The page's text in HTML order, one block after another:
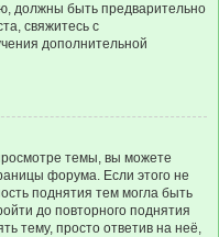
должны быть предварительно
свяжитесь с
дополнительной
темы, вы можете
форума. Если этого не
поднятия тем могла быть
до повторного поднятия
тему, просто ответив на неё,